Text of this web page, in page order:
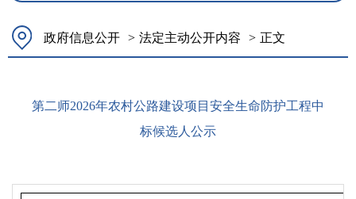
政府信息公开 > 法定主动公开内容 > 正文
第二师2026年农村公路建设项目安全生命防护工程中
标候选人公示